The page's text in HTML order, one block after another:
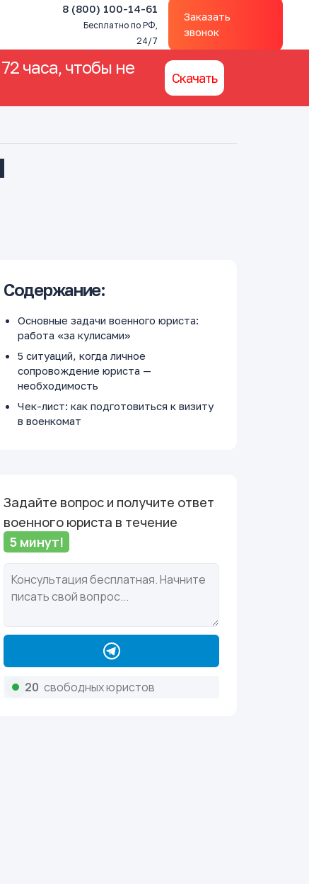
8 (800) 100-14-61
Бесплатно по РФ,
24/7
Заказать
звонок
часа, чтобы не
Скачать
Содержание:
Основные задачи военного юриста:
работа «за кулисами»
5 ситуаций, когда личное
сопровождение юриста —
необходимость
Чек-лист: как подготовиться к визиту
в военкомат
Задайте вопрос и получите ответ
военного юриста в течение
5 минут!
20 свободных юристов